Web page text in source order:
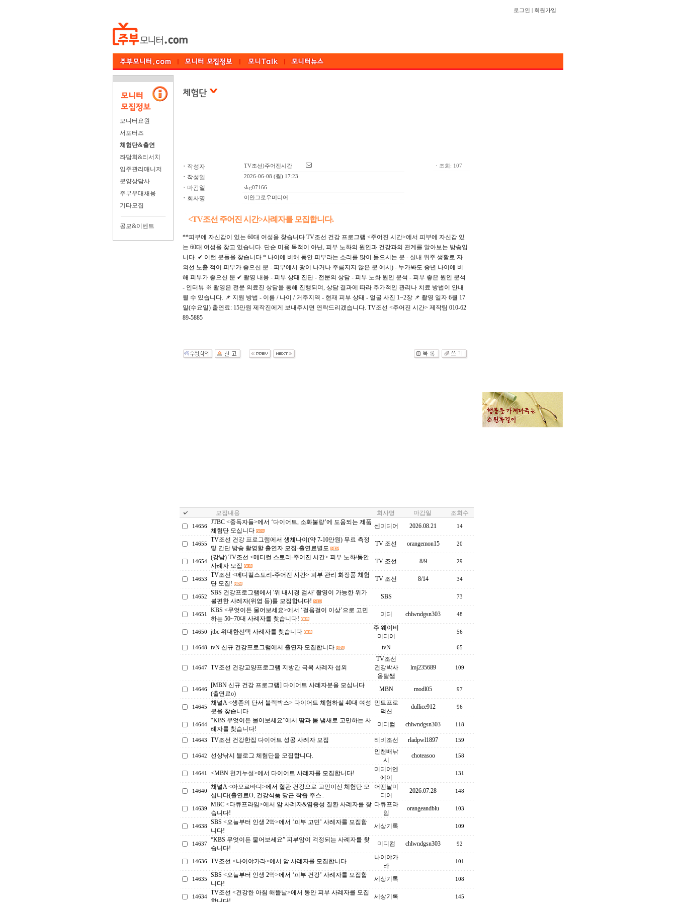
로그인 회원가입
모니터요원
서포터즈
체험단&출연
좌담회&리서치
입주관리매니저
분양상담사
주부우대채용
기타모집
공모&이벤트
ㆍ 작성자 TV조선)주어진시간
ㆍ 작성일 2026-06-08 (월) 17:23
ㆍ 마감일 skg07166
ㆍ 회사명 이안그로우미디어
ㆍ조회: 107
<TV조선 주어진 시간>사례자를 모집합니다.
**피부에 자신감이 있는 60대 여성을 찾습니다 TV조선 건강 프로그램 <주어진 시간>에서 피부에 자신감 있
는 60대 여성을 찾고 있습니다. 단순 미용 목적이 아닌, 피부 노화의 원인과 건강과의 관계를 알아보는 방송입
니다. ✔ 이런 분들을 찾습니다 * 나이에 비해 동안 피부라는 소리를 많이 들으시는 분 - 실내 위주 생활로 자
외선 노출 적어 피부가 좋으신 분 - 피부에서 광이 나거나 주름지지 않은 분 예시) - 누가봐도 중년 나이에 비
해 피부가 좋으신 분 ✔ 촬영 내용 - 피부 상태 진단 - 전문의 상담 - 피부 노화 원인 분석 - 피부 좋은 원인 분석
- 인터뷰 ※ 촬영은 전문 의료진 상담을 통해 진행되며, 상담 결과에 따라 추가적인 관리나 치료 방법이 안내
될 수 있습니다. 📌 지원 방법 - 이름 / 나이 / 거주지역 - 현재 피부 상태 - 얼굴 사진 1~2장 📌 촬영 일자 6월 17
일(수요일) 출연료: 15만원 제작진에게 보내주시면 연락드리겠습니다. TV조선 <주어진 시간> 제작팀 010-62
89-5885
모집내용 회사명 마감일 조회수
14656
JTBC <중독자들>에서 ‘다이어트, 소화불량’에 도움되는 제품
체험단 모십니다
센미디어 2026.08.21 14
14655
TV조선 건강 프로그램에서 생체나이(약 7-10만원) 무료 측정
및 간단 방송 촬영할 출연자 모집-출연료별도
TV 조선 orangemon15 20
14654
(강남) TV조선 <메디컬 스토리-주어진 시간> 피부 노화/동안
사례자 모집
TV 조선 8/9 29
14653
TV조선 <메디컬스토리-주어진 시간> 피부 관리 화장품 체험
단 모집!
TV 조선 8/14 34
14652
SBS 건강프로그램에서 '위 내시경 검사' 촬영이 가능한 위가
불편한 사례자(위염 등)를 모집합니다!
SBS 73
14651
KBS <무엇이든 물어보세요>에서 ‘걸음걸이 이상’으로 고민
하는 50~70대 사례자를 찾습니다!
미디 chlwndgsn303 48
14650 jtbc 위대한선택 사례자를 찾습니다
주 웨이비
미디어
56
14648 tvN 신규 건강프로그램에서 출연자 모집합니다 tvN 65
14647 TV조선 건강교양프로그램 지방간 극복 사례자 섭외
TV조선
건강박사
옹달쌤
lmj235689 109
14646
[MBN 신규 건강 프로그램] 다이어트 사례자분을 모십니다
(출연료o)
MBN modl05 97
14645
채널A <생존의 단서 블랙박스> 다이어트 체험하실 40대 여성
분을 찾습니다
민트프로
덕션
dullice912 96
14644
“KBS 무엇이든 물어보세요”에서 땀과 몸 냄새로 고민하는 사
례자를 찾습니다!
미디컴 chlwndgsn303 118
14643 TV조선 건강한집 다이어트 성공 사례자 모집 티비조선 rladpwl1897 159
14642 선상낚시 블로그 체험단을 모집합니다.
인천배낚
시
choteasoo 158
14641 <MBN 천기누설>에서 다이어트 사례자를 모집합니다!
미디어엔
에이
131
14640
채널A <아모르바디>에서 혈관 건강으로 고민이신 체험단 모
십니다(출연료O, 건강식품 당근 착즙 주스..
어떤날미
디어
2026.07.28 148
14639
MBC <다큐프라임>에서 암 사례자&염증성 질환 사례자를 찾
습니다!
다큐프라
임
orangeandblu 103
14638
SBS <오늘부터 인생 2막>에서 ‘피부 고민’ 사례자를 모집합
니다!
세상기록 109
14637
“KBS 무엇이든 물어보세요” 피부암이 걱정되는 사례자를 찾
습니다!
미디컴 chlwndgsn303 92
14636 TV조선 <나이야가라>에서 암 사례자를 모집합니다
나이야가
라
101
14635
SBS <오늘부터 인생 2막>에서 ‘피부 건강’ 사례자를 모집합
니다!
세상기록 108
14634
TV조선 <건강한 아침 해뜰날>에서 동안 피부 사례자를 모집
세상기록 145